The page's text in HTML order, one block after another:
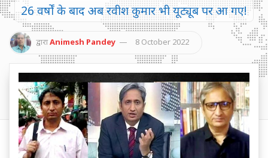
26 वर्षों के बाद अब रवीश कुमार भी यूट्यूब पर आ गए!
द्वाराAnimesh Pandey 8 October 2022